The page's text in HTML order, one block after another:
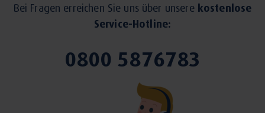
Bei Fragen erreichen Sie uns über unsere kostenlose
Service-Hotline:
0800 5876783